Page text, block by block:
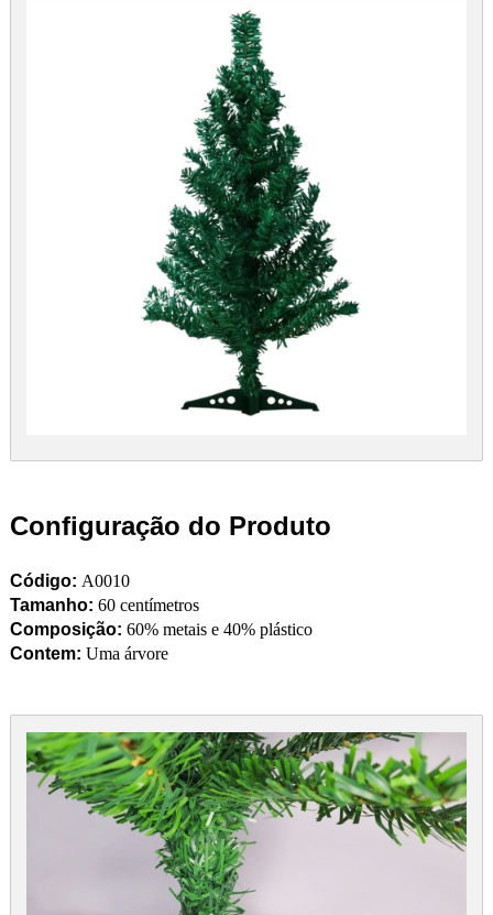
Configuração do Produto
Código: A0010
Tamanho: 60 centímetros
Composição: 60% metais e 40% plástico
Contem: Uma árvore